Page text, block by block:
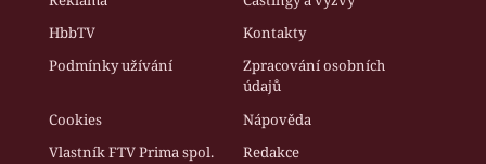
HbbTV
Kontakty
Podmínky užívání
Zpracování osobních
údajů
Cookies
Nápověda
Vlastník FTV Prima spol.
Redakce